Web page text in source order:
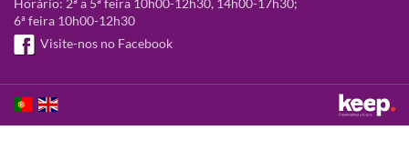
Horário: 2ª a 5ª feira 10h00-12h30, 14h00-17h30;
6ª feira 10h00-12h30
Visite-nos no Facebook